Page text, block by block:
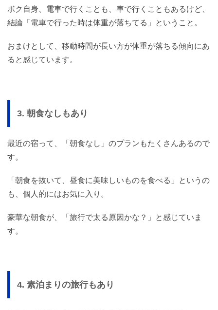
ボク自身、電車で行くことも、車で行くこともあるけど、
結論「電車で行った時は体重が落ちてる」ということ。
おまけとして、移動時間が長い方が体重が落ちる傾向にあ
ると感じています。
3. 朝食なしもあり
最近の宿って、「朝食なし」のプランもたくさんあるので
す。
「朝食を抜いて、昼食に美味しいものを食べる」というの
も、個人的にはお気に入り。
豪華な朝食が、「旅行で太る原因かな？」と感じていま
す。
4. 素泊まりの旅行もあり